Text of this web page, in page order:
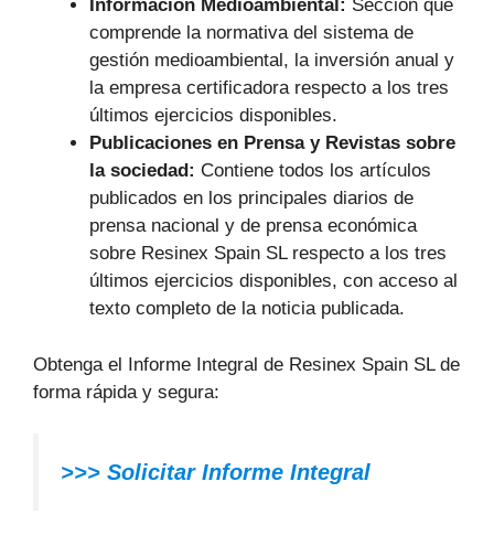
Información Medioambiental: Sección que
comprende la normativa del sistema de
gestión medioambiental, la inversión anual y
la empresa certificadora respecto a los tres
últimos ejercicios disponibles.
Publicaciones en Prensa y Revistas sobre
la sociedad: Contiene todos los artículos
publicados en los principales diarios de
prensa nacional y de prensa económica
sobre Resinex Spain SL respecto a los tres
últimos ejercicios disponibles, con acceso al
texto completo de la noticia publicada.
Obtenga el Informe Integral de Resinex Spain SL de
forma rápida y segura:
>>> Solicitar Informe Integral